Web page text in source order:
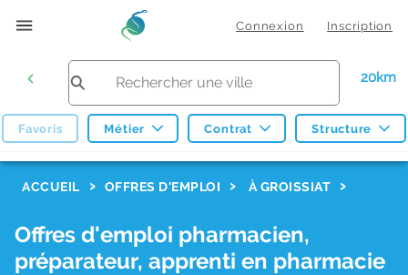
Connexion Inscription
20km
Favoris Métier Contrat Structure
ACCUEIL OFFRES D'EMPLOI À GROISSIAT
Offres d'emploi pharmacien,
préparateur, apprenti en pharmacie